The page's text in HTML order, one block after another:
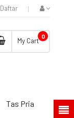
Daftar
My Cart
0
Tas Pria